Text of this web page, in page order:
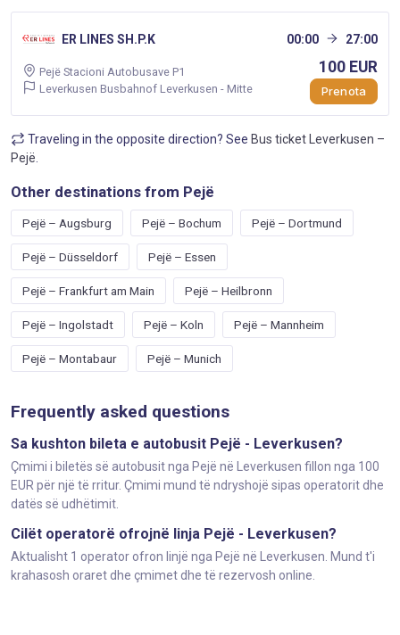
ER LINES SH.P.K 00:00 27:00
Pejë Stacioni Autobusave P1
Leverkusen Busbahnof Leverkusen - Mitte
100 EUR
Prenota
Traveling in the opposite direction? See Bus ticket Leverkusen –
Pejë
Other destinations from Pejë
Pejë – Augsburg Pejë – Bochum Pejë – Dortmund
Pejë – Düsseldorf Pejë – Essen
Pejë – Frankfurt am Main Pejë – Heilbronn
Pejë – Ingolstadt Pejë – Koln Pejë – Mannheim
Pejë – Montabaur Pejë – Munich
Frequently asked questions
Sa kushton bileta e autobusit Pejë - Leverkusen?
Çmimi i biletës së autobusit nga Pejë në Leverkusen fillon nga 100
EUR për një të rritur. Çmimi mund të ndryshojë sipas operatorit dhe
datës së udhëtimit.
Cilët operatorë ofrojnë linja Pejë - Leverkusen?
Aktualisht 1 operator ofron linjë nga Pejë në Leverkusen. Mund t'i
krahasosh oraret dhe çmimet dhe të rezervosh online.